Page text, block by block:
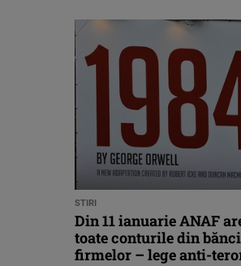
STIRI
Din 11 ianuarie ANAF
toate conturile din
firmelor – lege anti-